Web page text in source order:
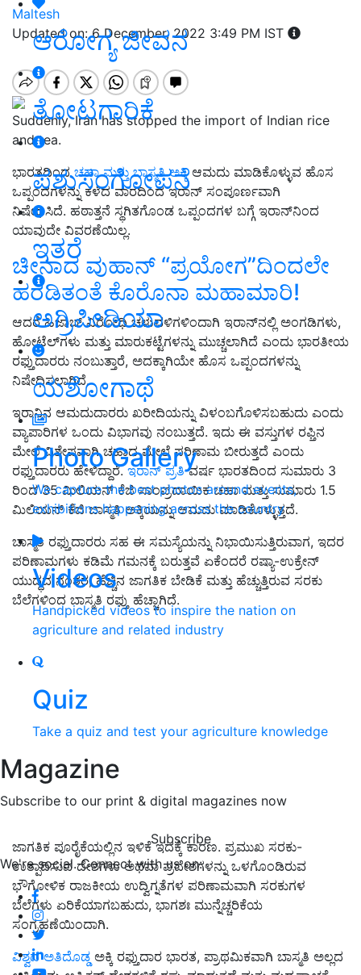
ಆರೋಗ್ಯ ಜೀವನ
ತೋಟಗಾರಿಕೆ
ಪಶುಸಂಗೋಪನೆ
ಇತರೆ
ಅಗ್ರಿಪೀಡಿಯಾ
ಯಶೋಗಾಥೆ
Photo Gallery
We capture the best photos around events,
exhibitions happening across the country
Videos
Handpicked videos to inspire the nation on
agriculture and related industry
Quiz
Take a quiz and test your agriculture knowledge
Magazine
Subscribe to our print & digital magazines now
Subscribe
We're social. Connect with us on:
Maltesh
Updated on: 6 December, 2022 3:49 PM IST
Suddenly, Iran has stopped the import of Indian rice
and tea.
ಭಾರತದಿಂದಚಹಾ ಮತ್ತು ಬಾಸ್ಮತಿ ಅಕ್ಕಿಆಮದು ಮಾಡಿಕೊಳ್ಳುವ ಹೊಸ
ಒಪ್ಪಂದಗಳನ್ನು ಕಳೆದ ವಾರದಿಂದ ಇರಾನ್ ಸಂಪೂರ್ಣವಾಗಿ
ನಿಷೇಧಿಸಿದೆ. ಹಠಾತ್ತನೆ ಸ್ಥಗಿತಗೊಂಡ ಒಪ್ಪಂದಗಳ ಬಗ್ಗೆ ಇರಾನ್‌ನಿಂದ
ಯಾವುದೇ ವಿವರಣೆಯಿಲ್ಲ.
ಚೀನಾದ ವುಹಾನ್‌ “ಪ್ರಯೋಗ”ದಿಂದಲೇ
ಹರಡಿತಂತೆ ಕೊರೊನಾ ಮಹಾಮಾರಿ!
ಆದರೆ ಹಿಜಾಬ್ ವಿರೋಧಿ ಚಳುವಳಿಗಳಿಂದಾಗಿ ಇರಾನ್‌ನಲ್ಲಿ ಅಂಗಡಿಗಳು,
ಹೋಟೆಲ್‌ಗಳು ಮತ್ತು ಮಾರುಕಟ್ಟೆಗಳನ್ನು ಮುಚ್ಚಲಾಗಿದೆ ಎಂದು ಭಾರತೀಯ
ರಫ್ತುದಾರರು ನಂಬುತ್ತಾರೆ, ಅದಕ್ಕಾಗಿಯೇ ಹೊಸ ಒಪ್ಪಂದಗಳನ್ನು
ನಿಷೇಧಿಸಲಾಗಿದೆ.
ಇರಾನಿನ ಆಮದುದಾರರು ಖರೀದಿಯನ್ನು ವಿಳಂಬಗೊಳಿಸಬಹುದು ಎಂದು
ವ್ಯಾಪಾರಿಗಳ ಒಂದು ವಿಭಾಗವು ನಂಬುತ್ತದೆ. ಇದು ಈ ವಸ್ತುಗಳ ರಫ್ತಿನ
ಮೇಲೆ ವಿಶೇಷವಾಗಿ ಚಹಾದ ಮೇಲೆ ಪರಿಣಾಮ ಬೀರುತ್ತದೆ ಎಂದು
ರಫ್ತುದಾರರು ಹೇಳಿದ್ದಾರೆ.ಇರಾನ್ ಪ್ರತಿವರ್ಷ ಭಾರತದಿಂದ ಸುಮಾರು 3
ರಿಂದ 35 ಮಿಲಿಯನ್ ಕೆಜಿ ಸಾಂಪ್ರದಾಯಿಕ ಚಹಾ ಮತ್ತು ಸುಮಾರು 1.5
ಮಿಲಿಯನ್ ಕೆಜಿ ಬಾಸ್ಮತಿ ಅಕ್ಕಿಯನ್ನು ಆಮದು ಮಾಡಿಕೊಳ್ಳುತ್ತದೆ.
ಬಾಸ್ಮತಿ ರಫ್ತುದಾರರು ಸಹ ಈ ಸಮಸ್ಯೆಯನ್ನು ನಿಭಾಯಿಸುತ್ತಿರುವಾಗ, ಇದರ
ಪರಿಣಾಮಗಳು ಕಡಿಮೆ ಗಮನಕ್ಕೆ ಬರುತ್ತವೆ ಏಕೆಂದರೆ ರಷ್ಯಾ-ಉಕ್ರೇನ್
ಯುದ್ಧದ ನಂತರ, ಹೆಚ್ಚಿನ ಜಾಗತಿಕ ಬೇಡಿಕೆ ಮತ್ತು ಹೆಚ್ಚುತ್ತಿರುವ ಸರಕು
ಬೆಲೆಗಳಿಂದ ಬಾಸ್ಮತಿ ರಫ್ತು ಹೆಚ್ಚಾಗಿದೆ.
ಜಾಗತಿಕ ಪೂರೈಕೆಯಲ್ಲಿನ ಇಳಿಕೆ ಇದಕ್ಕೆ ಕಾರಣ. ಪ್ರಮುಖ ಸರಕು-
ಉತ್ಪಾದಿಸುವ ದೇಶಗಳು ಅಥವಾ ಪ್ರದೇಶಗಳನ್ನು ಒಳಗೊಂಡಿರುವ
ಭೌಗೋಳಿಕ ರಾಜಕೀಯ ಉದ್ವಿಗ್ನತೆಗಳ ಪರಿಣಾಮವಾಗಿ ಸರಕುಗಳ
ಬೆಲೆಗಳು ಏರಿಕೆಯಾಗಬಹುದು, ಭಾಗಶಃ ಮುನ್ನೆಚ್ಚರಿಕೆಯ
ಸಂಗ್ರಹಣೆಯಿಂದಾಗಿ.
ವಿಶ್ವದ ಅತಿದೊಡ್ಡ ಅಕ್ಕಿ ರಫ್ತುದಾರ ಭಾರತ, ಪ್ರಾಥಮಿಕವಾಗಿ ಬಾಸ್ಮತಿ ಅಲ್ಲದ